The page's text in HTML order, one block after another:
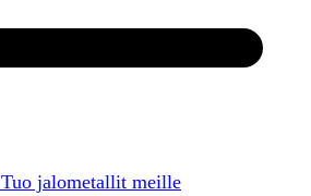
Tuo jalometallit meille